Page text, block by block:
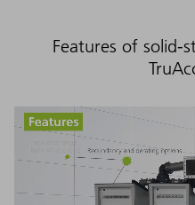
Features of solid-